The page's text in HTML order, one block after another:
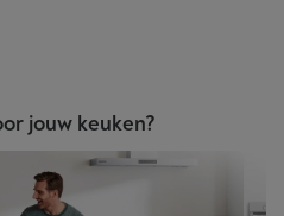
jouw keuken?